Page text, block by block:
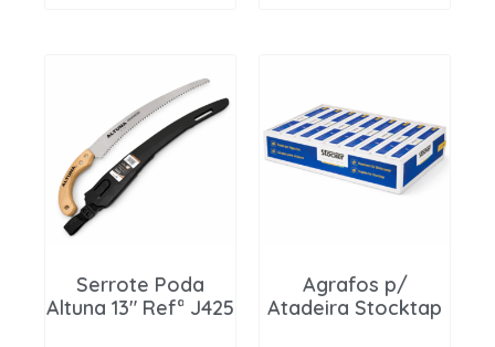
Serrote Poda
Altuna 13″ Refª J425
Agrafos p/
Atadeira Stocktap